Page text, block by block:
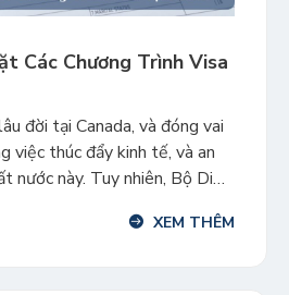
Các Chương Trình Visa
đời tại Canada, và đóng vai
việc thúc đẩy kinh tế, và an
nước này. Tuy nhiên, Bộ Di
từ 6,5% xuống còn 5% […]
XEM THÊM